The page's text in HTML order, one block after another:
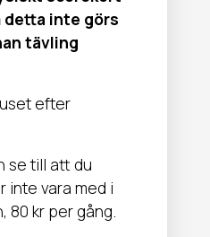
detta inte görs
tävling
efter
se till att du
inte vara med i
80 kr per gång.